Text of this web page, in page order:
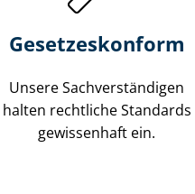
Gesetzes­konform
Unsere Sach­ver­stän­di­gen
halten rechtliche Standards
gewissenhaft ein.